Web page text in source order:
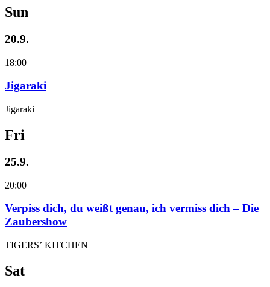
Sun
20.9.
18:00
Jigaraki
Jigaraki
Fri
25.9.
20:00
Verpiss dich, du weißt genau, ich vermiss dich – Die
Zaubershow
TIGERS’ KITCHEN
Sat